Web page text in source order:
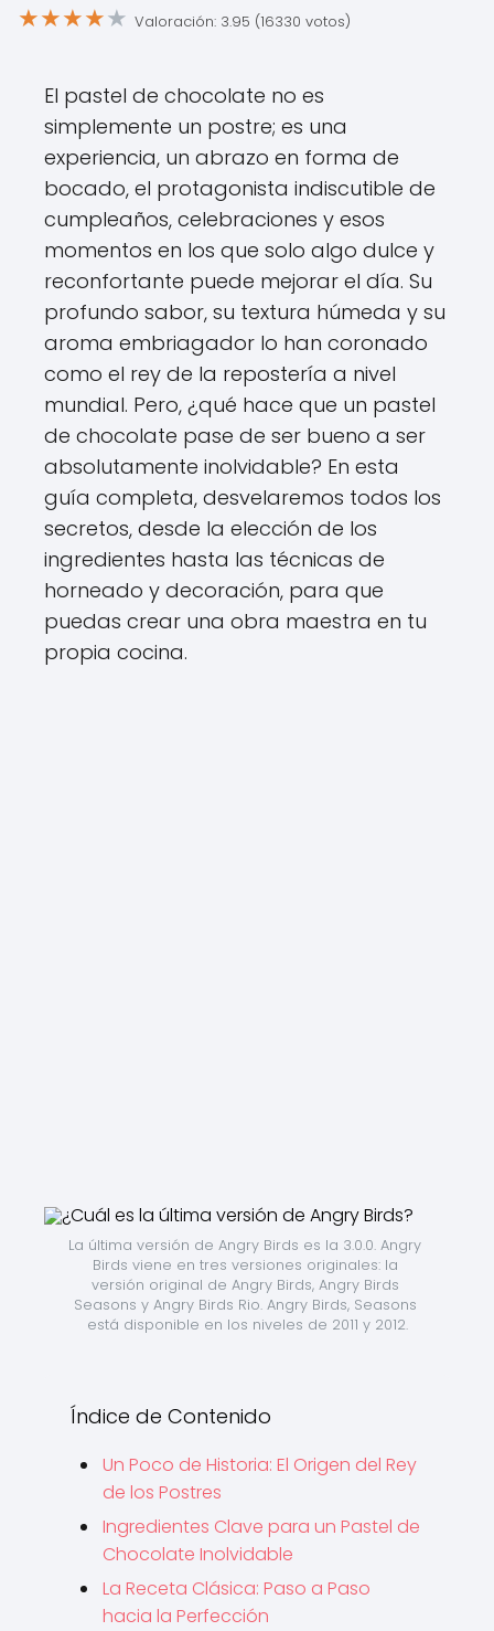
★★★★★ Valoración: 3.95 (16330 votos)
El pastel de chocolate no es
simplemente un postre; es una
experiencia, un abrazo en forma de
bocado, el protagonista indiscutible de
cumpleaños, celebraciones y esos
momentos en los que solo algo dulce y
reconfortante puede mejorar el día. Su
profundo sabor, su textura húmeda y su
aroma embriagador lo han coronado
como el rey de la repostería a nivel
mundial. Pero, ¿qué hace que un pastel
de chocolate pase de ser bueno a ser
absolutamente inolvidable? En esta
guía completa, desvelaremos todos los
secretos, desde la elección de los
ingredientes hasta las técnicas de
horneado y decoración, para que
puedas crear una obra maestra en tu
propia cocina.
La última versión de Angry Birds es la 3.0.0. Angry
Birds viene en tres versiones originales: la
versión original de Angry Birds, Angry Birds
Seasons y Angry Birds Rio. Angry Birds, Seasons
está disponible en los niveles de 2011 y 2012.
Índice de Contenido
Un Poco de Historia: El Origen del Rey
de los Postres
Ingredientes Clave para un Pastel de
Chocolate Inolvidable
La Receta Clásica: Paso a Paso
hacia la Perfección